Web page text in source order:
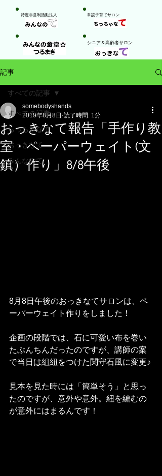
特定非営利活動法人 ​常設子育てサロン
​シニア＆高齢者サロン
記事
すべての記事
ちっちゃなて
おっきなて
みんなのて
すべての記事
おっきなて報告「手作り教
室・ペーパーウェイト(文
鎮）作り」8/8午後
somebodyshands
2019年8月8日 読了時間: 1分
8月8日午後のおっきなてサロンは、ペ
ーパーウェイト作りをしました！
企画の段階では、石に可愛い布を巻い
たぶんちんだったのですが、講師の案
で当日は組紐をつけた関守石風に変更♪
見本を見た時には「簡単そう」と思っ
たのですが、意外や意外。紐を編むの
が意外にはまるんです！